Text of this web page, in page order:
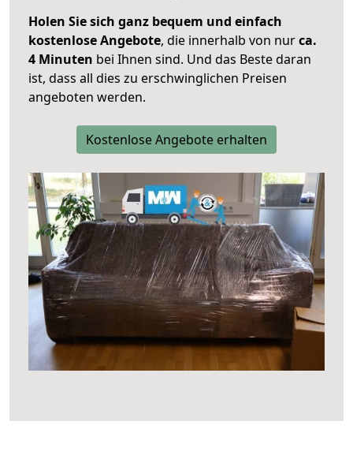
Holen Sie sich ganz bequem und einfach
kostenlose Angebote, die innerhalb von nurca.
4 Minuten bei Ihnen sind. Und das Beste daran
ist, dass all dies zu erschwinglichen Preisen
angeboten werden.
Kostenlose Angebote erhalten